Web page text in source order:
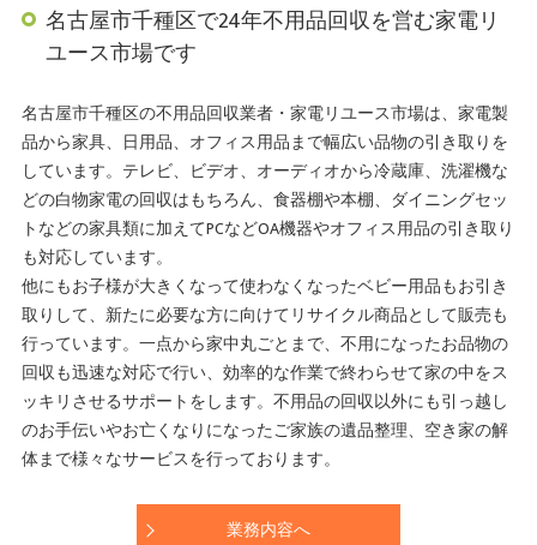
名古屋市千種区で24年不用品回収を営む家電リ
ユース市場です
名古屋市千種区の不用品回収業者・家電リユース市場は、家電製
品から家具、日用品、オフィス用品まで幅広い品物の引き取りを
しています。テレビ、ビデオ、オーディオから冷蔵庫、洗濯機な
どの白物家電の回収はもちろん、食器棚や本棚、ダイニングセッ
トなどの家具類に加えてPCなどOA機器やオフィス用品の引き取り
も対応しています。
他にもお子様が大きくなって使わなくなったベビー用品もお引き
取りして、新たに必要な方に向けてリサイクル商品として販売も
行っています。一点から家中丸ごとまで、不用になったお品物の
回収 も迅速な対応で行い、効率的な作業で終わらせて家の中をス
ッキリさせるサポートをします。不用品の回収以外にも引っ越し
のお手伝いやお亡くなりになったご家族の遺品整理、空き家の解
体まで様々なサービスを行っております。
業務内容へ